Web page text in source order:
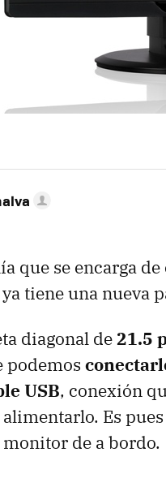
que se encarga
tiene una nueva
diagonal de21.5
podemos
USB, conexión
Es
de a bordo.